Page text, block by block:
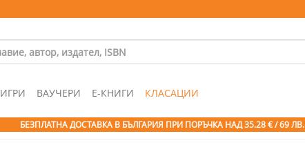
ИГРИ ВАУЧЕРИ Е-КНИГИ КЛАСАЦИИ
БЕЗПЛАТНА ДОСТАВКА В БЪЛГАРИЯ ПРИ ПОРЪЧКА НАД 35.28 € / 69 ЛВ.